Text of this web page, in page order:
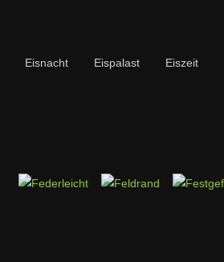
Eisnacht Eispalast Eiszeit